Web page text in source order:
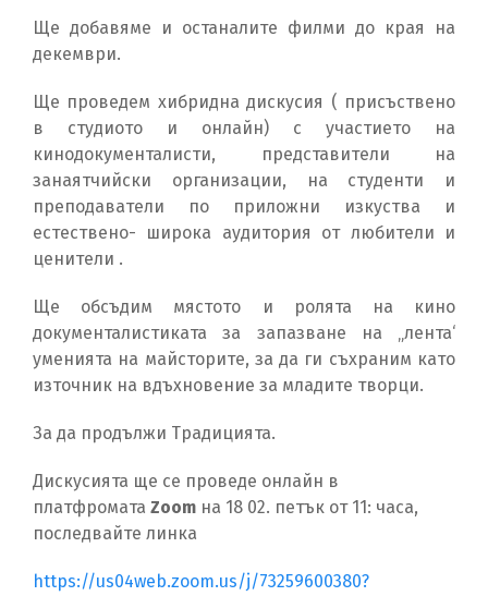
Ще добавяме и останалите филми до края на
декември.
Ще проведем хибридна дискусия ( присъствено
в студиото и онлайн) с участието на
кинодокументалисти, представители на
занаятчийски организации, на студенти и
преподаватели по приложни изкуства и
естествено- широка аудитория от любители и
ценители .
Ще обсъдим мястото и ролята на кино
документалистиката за запазване на „лента‘
уменията на майсторите, за да ги съхраним като
източник на вдъхновение за младите творци.
За да продължи Традицията.
Дискусията ще се проведе онлайн в
платфромата Zoom на 18 02. петък от 11: часа,
последвайте линка
https://us04web.zoom.us/j/73259600380?